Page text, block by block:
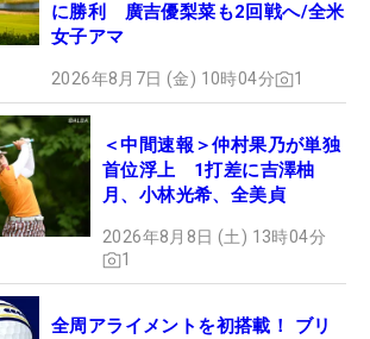
に勝利 廣吉優梨菜も2回戦へ/全米
女子アマ
2026年8月7日 (金) 10時04分 1
＜中間速報＞仲村果乃が単独
首位浮上 1打差に吉澤柚
月、小林光希、全美貞
2026年8月8日 (土) 13時04分
1
全周アライメントを初搭載！ ブリ